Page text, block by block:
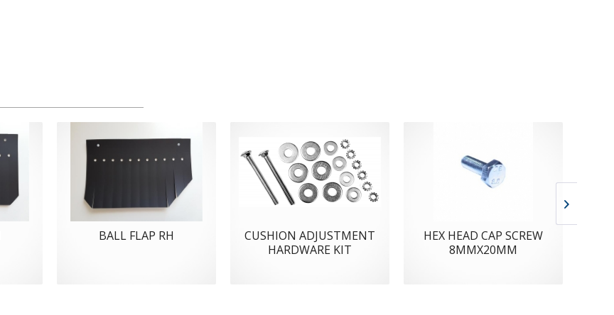
BALL FLAP RH
CUSHION ADJUSTMENT
HARDWARE KIT
HEX HEAD CAP SCREW
8MMX20MM